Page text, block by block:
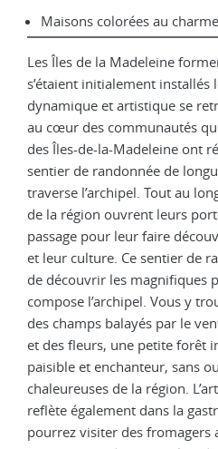
Maisons colorées au
Les Îles de la Madeleine
s’étaient initialement installés
dynamique et artistique se
au cœur des communautés
des Îles-de-la-Madeleine ont
sentier de randonnée de
traverse l’archipel. Tout au
de la région ouvrent leurs
passage pour leur faire
et leur culture. Ce sentier de
de découvrir les magnifiques
compose l’archipel. Vous y
des champs balayés par le
et des fleurs, une petite forêt
paisible et enchanteur, sans
chaleureuses de la région.
reflète également dans la
pourrez visiter des fromagers